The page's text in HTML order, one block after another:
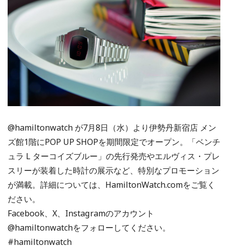
@hamiltonwatch が7月8日（水）より伊勢丹新宿店 メン
ズ館1階にPOP UP SHOPを期間限定でオープン。「ベンチ
ュラ L ターコイズブルー」の先行発売やエルヴィス・プレ
スリーが装着した時計の展示など、特別なプロモーション
が満載。詳細については、HamiltonWatch.comをご覧く
ださい。
Facebook、X、Instagramのアカウント
@hamiltonwatchをフォローしてください。
#hamiltonwatch